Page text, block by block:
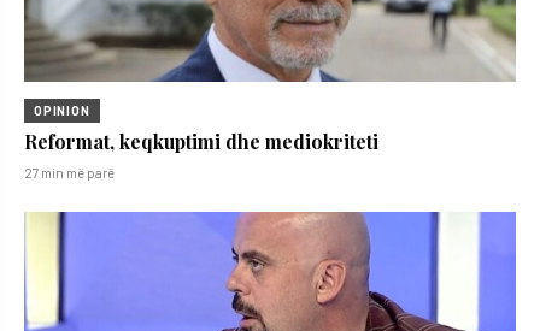
OPINION
Reformat, keqkuptimi dhe mediokriteti
27 min më parë